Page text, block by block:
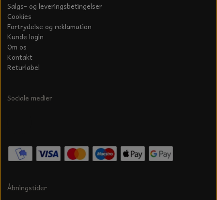
Salgs- og leveringsbetingelser
Cookies
Fortrydelse og reklamation
Kunde login
Om os
Kontakt
Returlabel
Sociale medier
Åbningstider